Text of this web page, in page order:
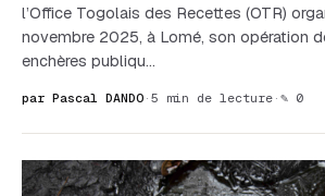
l’Office Togolais des Recettes (OTR)
novembre 2025, à Lomé, son opération
enchères publiqu…
par Pascal DANDO · 5 min de lecture · ✎ 0